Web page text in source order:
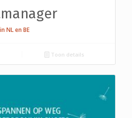
NL en BE
Toon details